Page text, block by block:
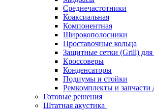
Среднечастотники
Коаксиальная
Компонентная
Широкополосники
Проставочные кольца
Защитные сетки (Grill) для
Кроссоверы
Конденсаторы
Подиумы и стойки
Ремкомплекты и запчасти
Готовые решения
Штатная акустика